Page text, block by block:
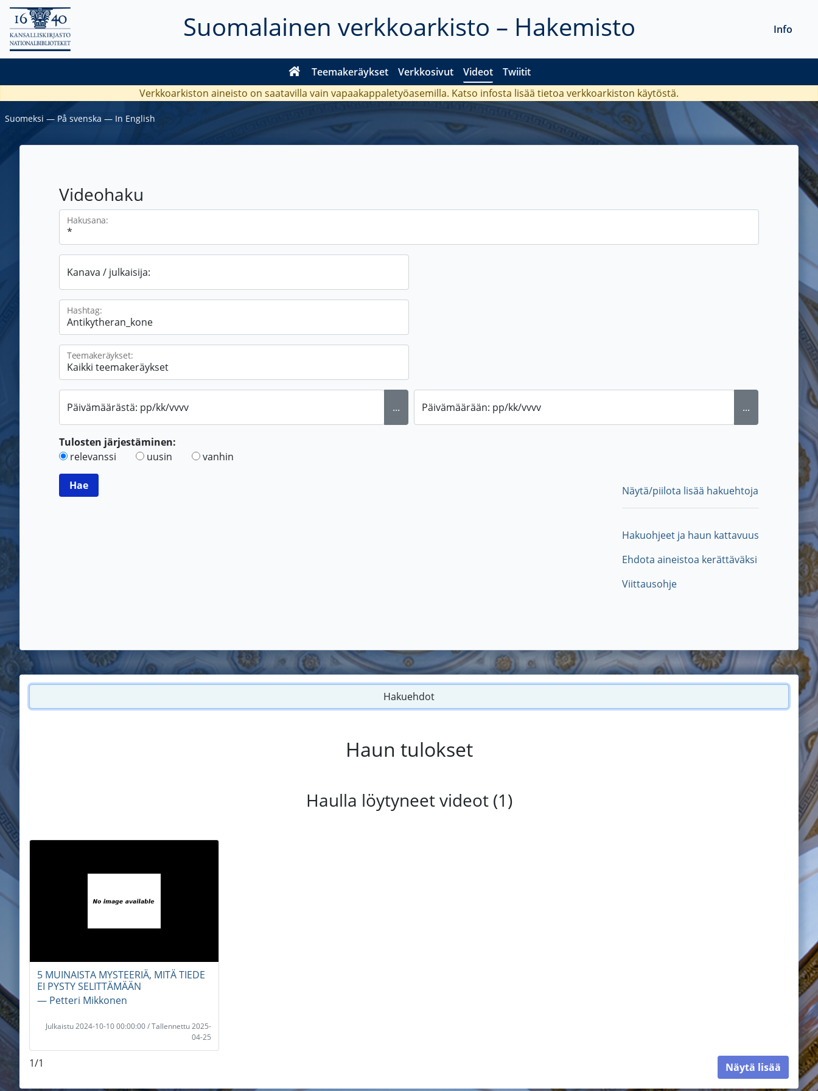
Suomalainen verkkoarkisto – Hakemisto
Teemakeräykset Verkkosivut Videot Twiitit
Info
Verkkoarkiston aineisto on saatavilla vain vapaakappaletyöasemilla. Katso infosta lisää tietoa verkkoarkiston käytöstä.
Suomeksi ― På svenska ― In English
Videohaku
Hakusana:
Kanava / julkaisija:
Hashtag:
Teemakeräykset:
Päivämäärästä: pp/kk/vvvv ... Päivämäärään: pp/kk/vvvv ...
Tulosten järjestäminen:
relevanssi
uusin vanhin
Näytä/piilota lisää hakuehtoja
Hakuohjeet ja haun kattavuus
Ehdota aineistoa kerättäväksi
Viittausohje
Hakuehdot
Haun tulokset
Haulla löytyneet videot (1)
5 MUINAISTA MYSTEERIÄ, MITÄ TIEDE
EI PYSTY SELITTÄMÄÄN
― Petteri Mikkonen
Julkaistu 2024-10-10 00:00:00 / Tallennettu 2025-
04-25
1/1 Näytä lisää